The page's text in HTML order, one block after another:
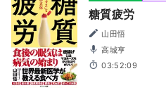
糖質疲労
山田悟
高城亨
03:52:09